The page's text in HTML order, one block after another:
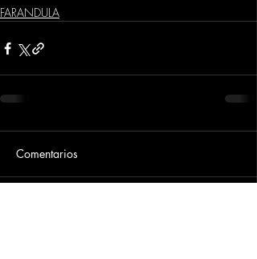
FARANDULA
Comentarios